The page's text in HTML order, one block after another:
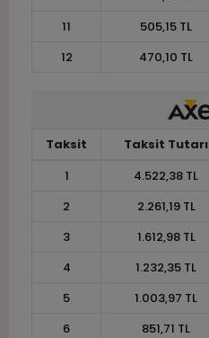
11
505,15 TL
12
470,10 TL
Taksit Taksit Tutarı
1
4.522,38 TL
2
2.261,19 TL
3
1.612,98 TL
4
1.232,35 TL
5
1.003,97 TL
6
851,71 TL